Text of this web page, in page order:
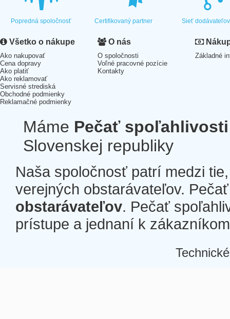
Popredná spoločnosť Certifikovaný partner Sieť dodávateľov
Všetko o nákupe
Ako nakupovať
Cena dopravy
Ako platiť
Ako reklamovať
Servisné strediská
Obchodné podmienky
Reklamačné podmienky
O nás
O spoločnosti
Voľné pracovné pozície
Kontakty
Základné
Máme Pečať spoľahlivosti
Slovenskej republiky
Naša spoločnosť patrí medzi
verejných obstarávateľov.
obstarávateľov. Pečať
prístupe a jednaní k